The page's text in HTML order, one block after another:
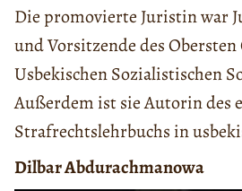
Die promovierte Juristin war
und Vorsitzende des
Usbekischen Sozialistischen
Außerdem ist sie Autorin des
Strafrechtslehrbuchs in
Dilbar Abdurachmanowa